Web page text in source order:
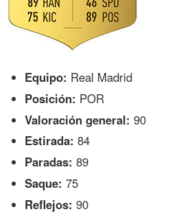
Equipo: Real Madrid
Posición: POR
Valoración general: 90
Estirada: 84
Paradas: 89
Saque: 75
Reflejos: 90